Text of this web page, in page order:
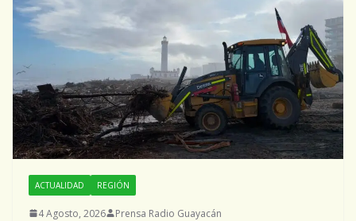
ACTUALIDAD REGIÓN
4 Agosto, 2026 Prensa Radio Guayacán